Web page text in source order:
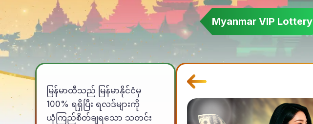
Myanmar VIP Lottery
မြန်မာထီသည် မြန်မာနိုင်ငံမှ
100% ရရှိပြီး ရလဒ်များကို
ယုံကြည်စိတ်ချရသော သတင်း